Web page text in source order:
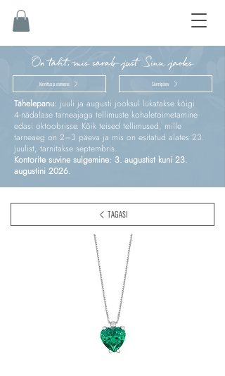
On täht, mis särab just Sinu jaoks
Kinnitus ja esimene Sünnipäev
Tähelepanu: juuli ja augusti jooksul lükatakse kõigi
4‑nädalase tarneajaga tellimuste kohaletoimetamine
edasi oktoobrisse. Kõik teised tellimused, mille
tarneaeg on 2–3 päeva ja mis on esitatud alates 23.
juulist, tarnitakse septembris.
Kontorite suvine sulgemine: 3. augustist kuni 23.
augustini 2026.
TAGASI